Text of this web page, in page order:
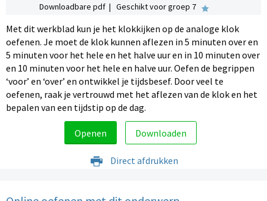
Downloadbare pdf | Geschikt voor groep 7
Met dit werkblad kun je het klokkijken op de analoge klok
oefenen. Je moet de klok kunnen aflezen in 5 minuten over en
5 minuten voor het hele en het halve uur en in 10 minuten over
en 10 minuten voor het hele en halve uur. Oefen de begrippen
‘voor’ en ‘over’ en ontwikkel je tijdsbesef. Door veel te
oefenen, raak je vertrouwd met het aflezen van de klok en het
bepalen van een tijdstip op de dag.
Openen Downloaden
Direct afdrukken